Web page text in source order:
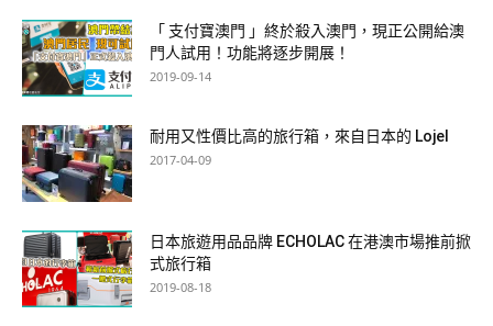
「 支付寶澳門 」終於殺入澳門，現正公開給澳
門人試用！功能將逐步開展！
2019-09-14
耐用又性價比高的旅行箱，來自日本的 Lojel
2017-04-09
日本旅遊用品品牌 ECHOLAC 在港澳市場推前掀
式旅行箱
2019-08-18